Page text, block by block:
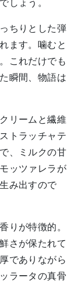
ちりとした弾
ます。噛むと
これだけでも
瞬間、物語は
リームと繊維
トラッチャテ
、ミルクの甘
ッツァレラが
み出すので
りが特徴的。
さが保たれて
でありながら
ラータの真骨